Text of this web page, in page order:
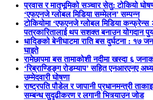
प्रवास र मातृभूमिको सञ्चार सेतु: टोकियो
‘एफएनजे ग्लोबल मिडिया सम्मेलन’ सम्पन्न
टोकियोमा ‘एफएनजे ग्लोबल मिडिया कन्फ्रेन्स
पत्रकारितालाई थप सशक्त बनाउन योगदान
धादिङको बेनीघाटमा राति बस दुर्घटना : १७
घाइते
रामेछापमा बस तामाकोशी नदीमा खस्दा ६
‘रिब्राण्डिङ्ग रोडम्याप’ सहित एनआरएनए
उम्मेदवारी घोषणा
राष्ट्रपति पौडेल र जापानी प्रधानमन्त्री
सम्बन्ध सुदृढीकरण र लगानी भित्र्याउन जोड